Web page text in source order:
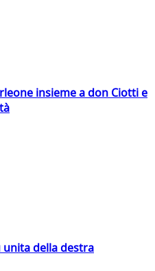
insieme a don Ciotti e
unita della destra